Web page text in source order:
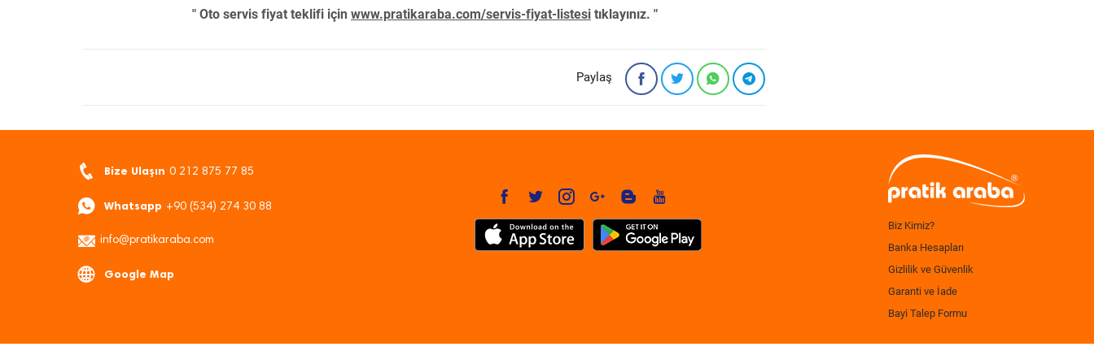
" Oto servis fiyat teklifi için www.pratikaraba.com/servis-fiyat-listesi tıklayınız. "
Paylaş
Bize Ulaşın 0 212 875 77 85
Whatsapp +90 (534) 274 30 88
info@pratikaraba.com
Google Map
Biz Kimiz?
Banka Hesapları
Gizlilik ve Güvenlik
Garanti ve İade
Bayi Talep Formu